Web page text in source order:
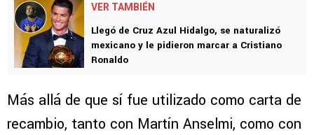
VER TAMBIÉN
Llegó de Cruz Azul Hidalgo, se naturalizó
mexicano y le pidieron marcar a Cristiano
Ronaldo
Más allá de que sí fue utilizado como carta de
recambio, tanto con Martín Anselmi, como con